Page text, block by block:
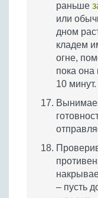
раньше
или
дном
кладем
огне,
пока она
10 минут.
– пусть